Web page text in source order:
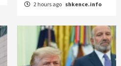
2 hours ago shkence.info